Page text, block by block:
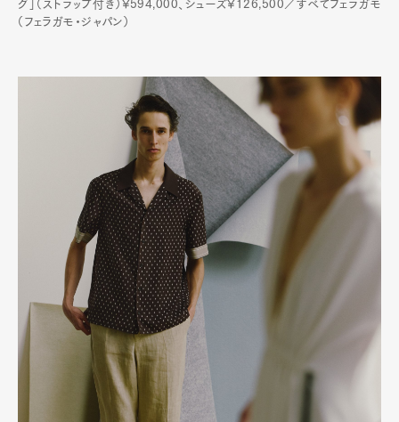
グ」（ストラップ付き）¥594,000、シューズ¥126,500／すべてフェラガモ
（フェラガモ・ジャパン）